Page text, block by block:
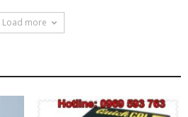
Load more